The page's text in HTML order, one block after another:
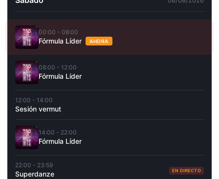
00:00 - 08:00
Fórmula Líder AHORA
08:00 - 12:00
Fórmula Líder
12:00 - 14:00
Sesión vermut
14:00 - 22:00
Fórmula Líder
22:00 - 23:59
Superdanze EN DIRECTO